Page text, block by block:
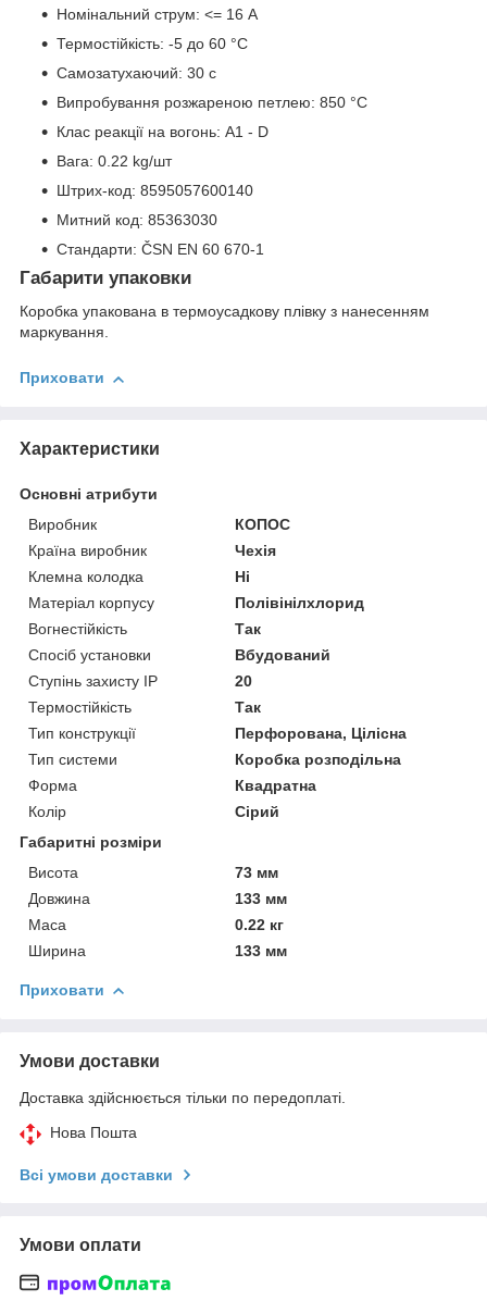
Номінальний струм: <= 16 A
Термостійкість: -5 до 60 °C
Самозатухаючий: 30 с
Випробування розжареною петлею: 850 °C
Клас реакції на вогонь: A1 - D
Вага: 0.22 kg/шт
Штрих-код: 8595057600140
Митний код: 85363030
Стандарти: ČSN EN 60 670-1
Габарити упаковки
Коробка упакована в термоусадкову плівку з нанесенням
маркування.
Приховати
Характеристики
Основні атрибути
Виробник
КОПОС
Країна виробник
Чехія
Клемна колодка
Ні
Матеріал корпусу
Полівінілхлорид
Вогнестійкість
Так
Спосіб установки
Вбудований
Ступінь захисту IP
20
Термостійкість
Так
Тип конструкції
Перфорована, Цілісна
Тип системи
Коробка розподільна
Форма
Квадратна
Колір
Сірий
Габаритні розміри
Висота
73 мм
Довжина
133 мм
Маса
0.22 кг
Ширина
133 мм
Приховати
Умови доставки
Доставка здійснюється тільки по передоплаті.
Нова Пошта
Всі умови доставки
Умови оплати